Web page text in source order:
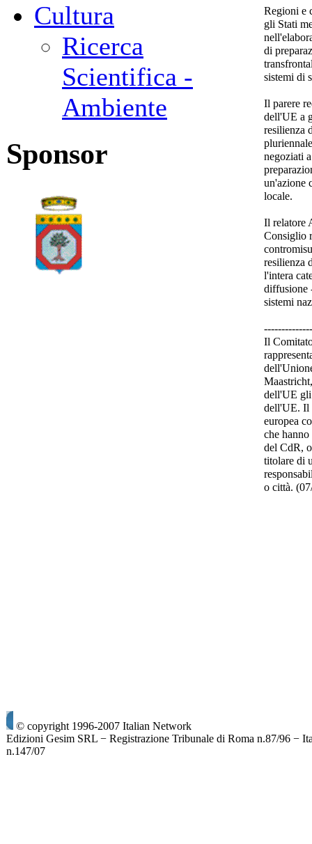
Cultura
Ricerca
Scientifica -
Ambiente
Sponsor
Regioni e
gli Stati
di
sistemi di
Il parere
dell'UE a
resilienza
negoziati
un'azione
locale.
Il relatore
Consiglio
resilienza
l'intera
diffusione
sistemi
Il
dell'UE
dell'UE. Il
europea
che
del CdR,
titolare di
o città.
© copyright 1996-2007 Italian Network
Edizioni Gesim SRL − Registrazione Tribunale di Roma n.87/96 −
n.147/07